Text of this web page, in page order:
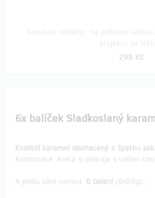
299 Kč
6x balíček Sladkoslaný
Kvalitní karamel obohacený o špetku soli.
Kombinace, která si pohraje s vašimi
A pošlu vám rovnou 6 balení (6x55g).